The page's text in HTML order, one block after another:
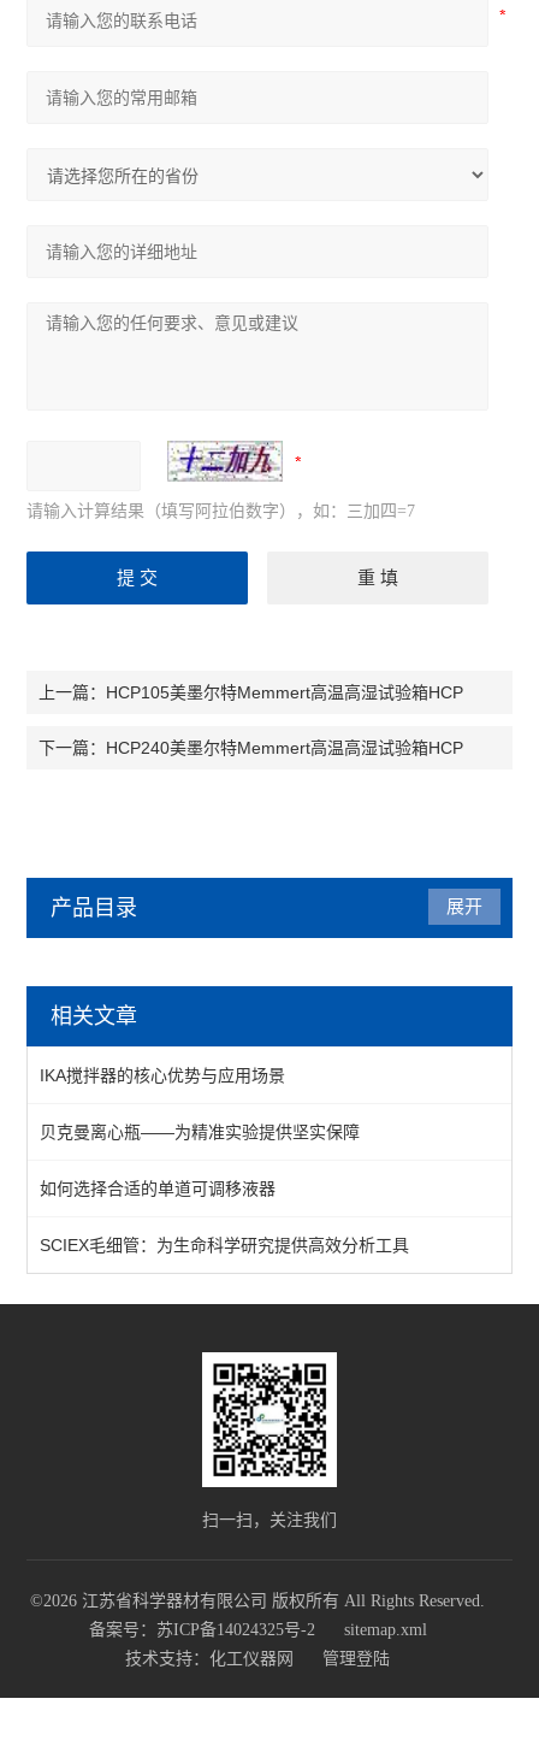
请输入计算结果（填写阿拉伯数字），如：三加四=7
上一篇： HCP105美墨尔特Memmert高温高湿试验箱HCP
下一篇： HCP240美墨尔特Memmert高温高湿试验箱HCP
产品目录
低温培养箱
水浴、油浴、恒温槽
恒温恒湿箱
干燥箱
查看全部 >>
展开
相关文章
IKA搅拌器的核心优势与应用场景
贝克曼离心瓶——为精准实验提供坚实保障
如何选择合适的单道可调移液器
SCIEX毛细管：为生命科学研究提供高效分析工具
扫一扫，关注我们
©2026 江苏省科学器材有限公司 版权所有 All Rights Reserved.
备案号：苏ICP备14024325号-2
sitemap.xml
技术支持： 化工仪器网 管理登陆